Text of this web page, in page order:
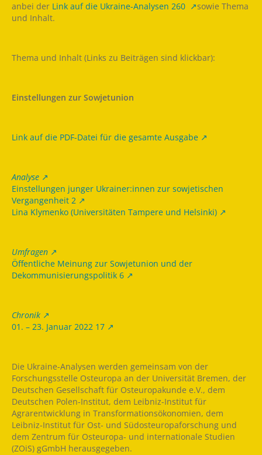
anbei der Link auf die Ukraine-Analysen 260
sowie Thema
und Inhalt.
Thema und Inhalt (Links zu Beiträgen sind klickbar):
Einstellungen zur Sowjetunion
Link auf die PDF-Datei für die gesamte Ausgabe
Analyse
Einstellungen junger Ukrainer:innen zur sowjetischen
Vergangenheit 2
Lina Klymenko (Universitäten Tampere und Helsinki)
Umfragen
Öffentliche Meinung zur Sowjetunion und der
Dekommunisierungspolitik 6
Chronik
01. – 23. Januar 2022 17
Die Ukraine-Analysen werden gemeinsam von der
Forschungsstelle Osteuropa an der Universität Bremen, der
Deutschen Gesellschaft für Osteuropakunde e.V., dem
Deutschen Polen-Institut, dem Leibniz-Institut für
Agrarentwicklung in Transformationsökonomien, dem
Leibniz-Institut für Ost- und Südosteuropaforschung und
dem Zentrum für Osteuropa- und internationale Studien
(ZOiS) gGmbH herausgegeben.